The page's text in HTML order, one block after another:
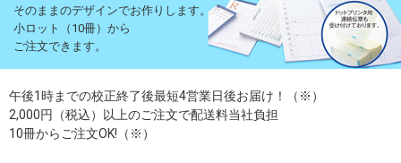
そのままのデザインでお作りします。
小ロット（10冊）から
ご注文できます。
午後1時までの校正終了後最短4営業日後お届け！（※）
2,000円（税込）以上のご注文で配送料当社負担
10冊からご注文OK!（※）